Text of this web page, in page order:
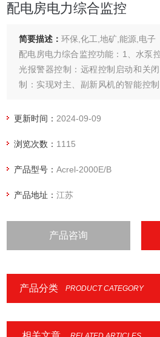
配电房电力综合监控
简要描述：环保,化工,地矿,能源,电子
配电房电力综合监控功能：1、水泵
光报警器控制：远程控制启动和关
制：实现对主、副新风机的智能控
更新时间： 2024-09-09
浏览次数： 1115
产品型号：Acrel-2000E/B
产品地址：江苏
产品咨询
产品分类 PRODUCT CATEGORY